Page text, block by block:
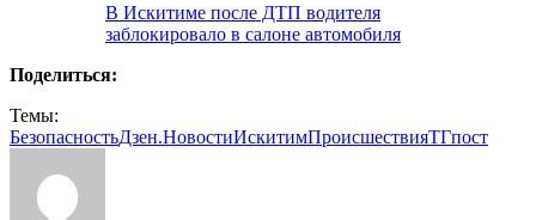
В Искитиме после ДТП водителя
заблокировало в салоне автомобиля
Поделиться:
Темы:
БезопасностьДзен.НовостиИскитимПроисшествияТГпост